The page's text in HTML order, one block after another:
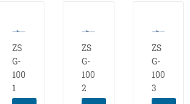
ZS
G-
100
1
ZS
G-
100
2
ZS
G-
100
3